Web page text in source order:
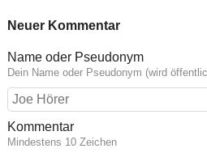
Neuer Kommentar
Name oder Pseudonym
Dein Name oder Pseudonym (wird
Kommentar
Mindestens 10 Zeichen